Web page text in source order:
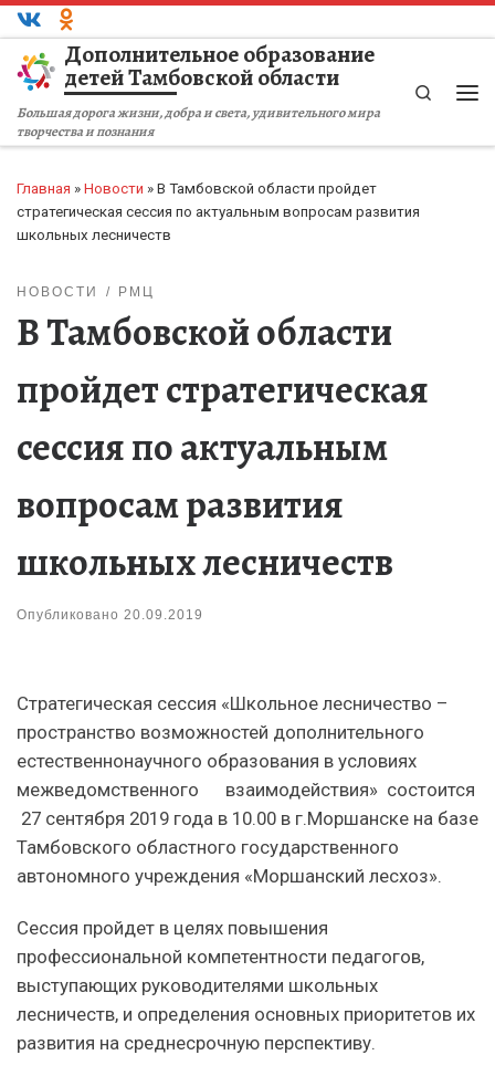
Перейти к содержимому
Дополнительное образование
детей Тамбовской области
Большая дорога жизни, добра и света, удивительного мира
творчества и познания
Search
Главная » Новости » В Тамбовской области пройдет
стратегическая сессия по актуальным вопросам развития
школьных лесничеств
НОВОСТИ РМЦ
В Тамбовской области
пройдет стратегическая
сессия по актуальным
вопросам развития
школьных лесничеств
Опубликовано 20.09.2019
Стратегическая сессия «Школьное лесничество –
пространство возможностей дополнительного
естественнонаучного образования в условиях
межведомственного взаимодействия» состоится
27 сентября 2019 года в 10.00 в г.Моршанске на базе
Тамбовского областного государственного
автономного учреждения «Моршанский лесхоз».
Сессия пройдет в целях повышения
профессиональной компетентности педагогов,
выступающих руководителями школьных
лесничеств, и определения основных приоритетов их
развития на среднесрочную перспективу.